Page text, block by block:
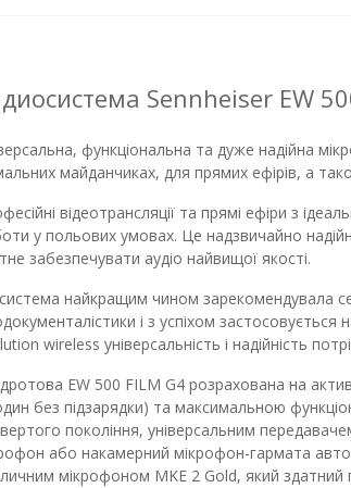
Sennheiser EW
функціональна та дуже надійна
майданчиках, для прямих ефірів, а
відеотрансляції та прямі ефіри з
у польових умовах. Це надзвичайно
забезпечувати аудіо найвищої якості.
найкращим чином зарекомендувала
і з успіхом застосовується
wireless універсальність і надійність
EW 500 FILM G4 розрахована на
без підзарядки) та максимальною
покоління, універсальним
або накамерний мікрофон-гармата
мікрофоном MKE 2 Gold, який